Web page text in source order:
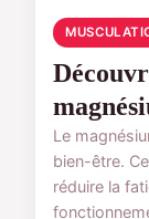
Le
bien-être.
réduire la